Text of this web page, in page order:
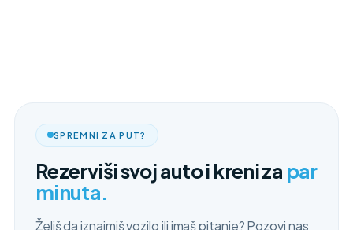
SPREMNI ZA PUT?
Rezerviši svoj auto i kreni za par
minuta.
Želiš da iznajmiš vozilo ili imaš pitanje? Pozovi nas